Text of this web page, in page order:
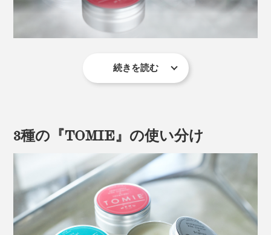
化学的なメカニズムは、企業秘密とのことですが、「浮
水なし・泡なし・ノンアルコール・半固形タイプで、マ
ルチに汚れを落とすものは、おそらく日本中で
『TOMIE』だけ。類似品が見つかりません。
続きを読む
3種の『TOMIE』の使い分け